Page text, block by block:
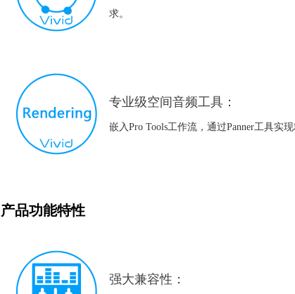
求。
专业级空间音频工具：
嵌入Pro Tools工作流，通过Panner工具实
产品功能特性
强大兼容性：